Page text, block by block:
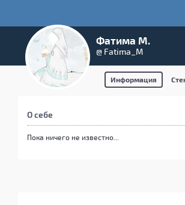
Фатима М.
@ Fatima_M
Информация
О себе
Пока ничего не известно...